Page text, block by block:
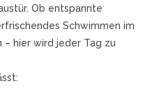
Ob entspannte
Schwimmen im
– hier wird jeder Tag zu